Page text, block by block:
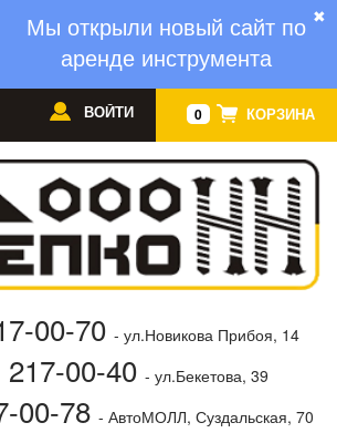
✖
Мы открыли новый сайт по
аренде инструмента
0 КОРЗИНА
ВОЙТИ
00-70 - ул.Новикова Прибоя, 14
00-40 - ул.Бекетова, 39
00-78 - АвтоМОЛЛ, Суздальская, 70